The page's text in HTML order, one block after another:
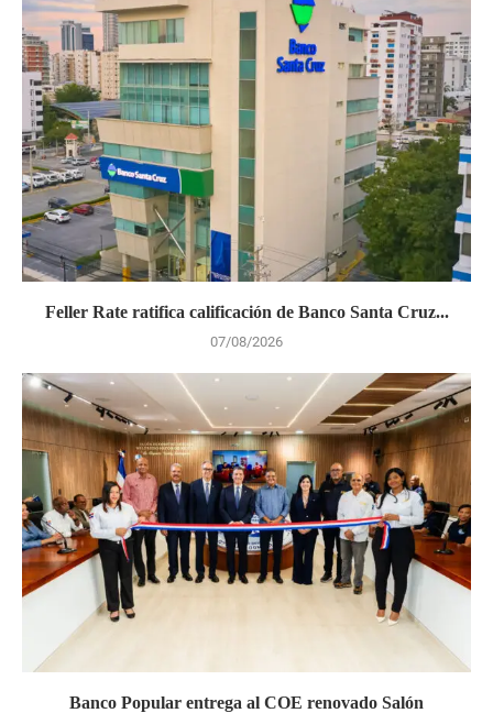
Feller Rate ratifica calificación de Banco Santa Cruz...
07/08/2026
Banco Popular entrega al COE renovado Salón